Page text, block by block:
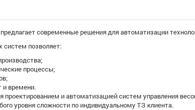
современные решения для автоматизации
систем позволяет:
процессы;
и времени.
проектированием и автоматизацией систем управления
уровня сложности по индивидуальному ТЗ клиента.